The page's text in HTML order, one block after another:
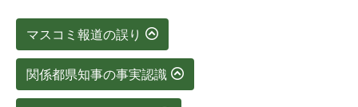
マスコミ報道の誤り
関係都県知事の事実認識